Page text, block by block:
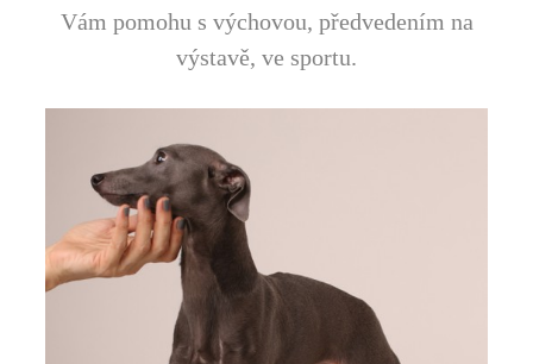
Vám pomohu s výchovou, předvedením na
výstavě, ve sportu.